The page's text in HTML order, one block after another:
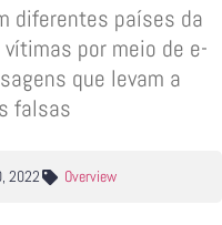
diferentes países da
por meio de e-
que levam a
falsas
2022 Overview